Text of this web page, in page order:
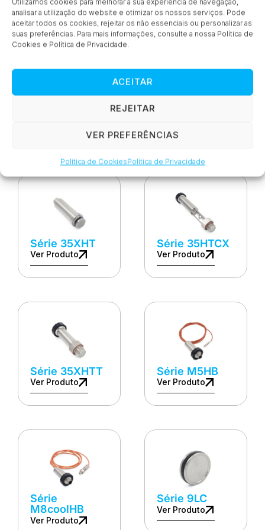
analisar a utilização do website e otimizar os nossos serviços. Pode
aceitar todos os cookies, rejeitar os não essenciais ou personalizar as
suas preferências. Para mais informações, consulte a nossa Política de
Cookies e Política de Privacidade.
ACEITAR
REJEITAR
VER PREFERÊNCIAS
Política de CookiesPolítica de Privacidade
Série 35XHT
Ver Produto
Série 35HTCX
Ver Produto
Série 35XHTT
Ver Produto
Série M5HB
Ver Produto
Série
M8coolHB
Ver Produto
Série 9LC
Ver Produto